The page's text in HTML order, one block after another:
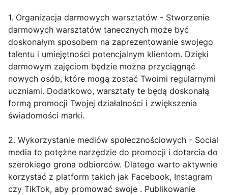
1. Organizacja darmowych warsztatów - Stworzenie
darmowych warsztatów tanecznych może być
doskonałym sposobem na zaprezentowanie swojego
talentu i umiejętności potencjalnym klientom. Dzięki
darmowym zajęciom będzie można przyciągnąć
nowych osób, które mogą zostać Twoimi regularnymi
uczniami. Dodatkowo, warsztaty te będą doskonałą
formą promocji Twojej działalności i zwiększenia
świadomości marki.
2. Wykorzystanie mediów społecznościowych - Social
media to potężne narzędzie do promocji i dotarcia do
szerokiego grona odbiorców. Dlatego warto aktywnie
korzystać z platform takich jak Facebook, Instagram
czy TikTok, aby promować swoje . Publikowanie